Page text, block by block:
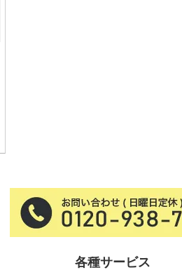
各種サービス